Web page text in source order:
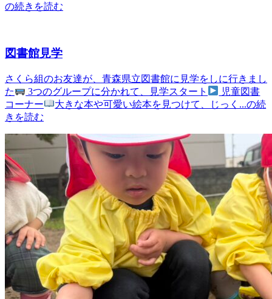
の続きを読む
図書館見学
さくら組のお友達が、青森県立図書館に見学をしに行きまし
た
3つのグループに分かれて、見学スタート
児童図書
コーナー
大きな本や可愛い絵本を見つけて、じっく...の続
きを読む